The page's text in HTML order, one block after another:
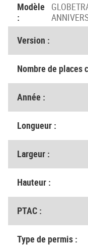
Modèle
:
Version :
Nombre de places
Année :
Longueur :
Largeur :
Hauteur :
PTAC :
Type de permis :